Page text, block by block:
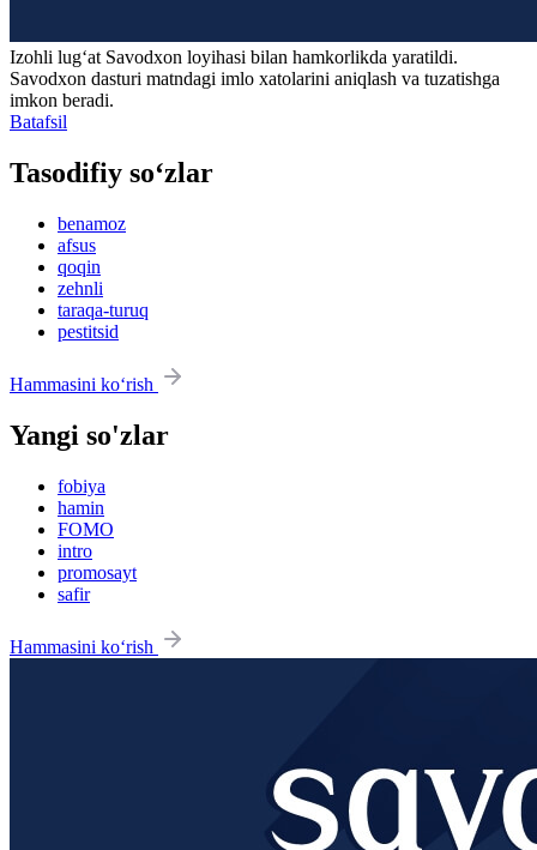
Izohli lugʻat Savodxon loyihasi bilan hamkorlikda yaratildi.
Savodxon dasturi matndagi imlo xatolarini aniqlash va tuzatishga
imkon beradi.
Batafsil
Tasodifiy so‘zlar
benamoz
afsus
qoqin
zehnli
taraqa-turuq
pestitsid
Hammasini ko‘rish
Yangi so'zlar
fobiya
hamin
FOMO
intro
promosayt
safir
Hammasini ko‘rish